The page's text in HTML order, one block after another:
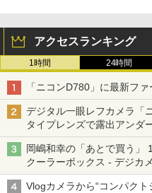
アクセスランキング
1時間 24時間
「ニコンD780」に最新フ
デジタル一眼レフカメラ
タイプレンズで露出アンダ
岡嶋和幸の「あとで買う」
クーラーボックス - デジカ
Vlogカメラから“コンパク